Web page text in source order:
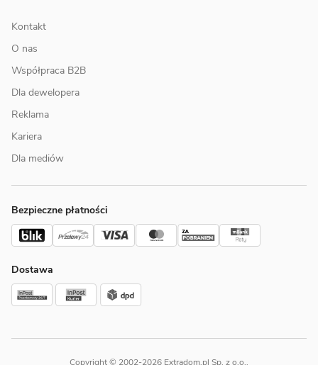
Kontakt
O nas
Współpraca B2B
Dla dewelopera
Reklama
Kariera
Dla mediów
Bezpieczne płatności
Dostawa
Copyright © 2002-2026 Extradom.pl Sp. z o.o.,